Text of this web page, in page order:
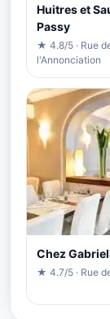
Huitres et
Passy
★ 4.8/5 · Rue
l'Annonciation
Chez
★ 4.7/5 · Rue